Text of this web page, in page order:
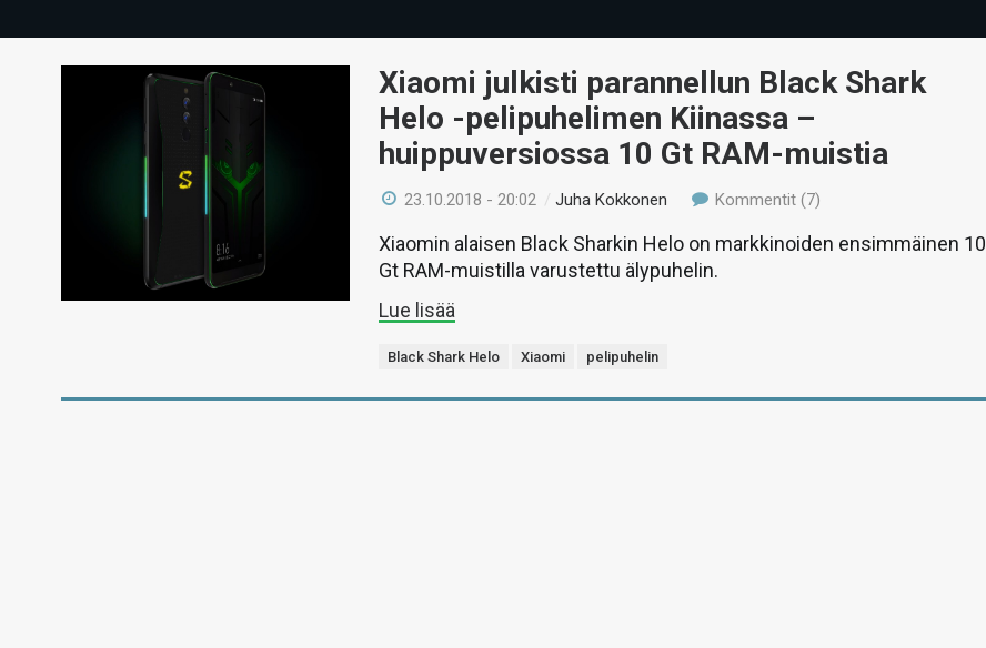
Xiaomi julkisti parannellun Black Shark
Helo -pelipuhelimen Kiinassa –
huippuversiossa 10 Gt RAM-muistia
23.10.2018 - 20:02 /Juha Kokkonen Kommentit (7)
Xiaomin alaisen Black Sharkin Helo on markkinoiden ensimmäinen 10
Gt RAM-muistilla varustettu älypuhelin.
Lue lisää
Black Shark Helo Xiaomi pelipuhelin